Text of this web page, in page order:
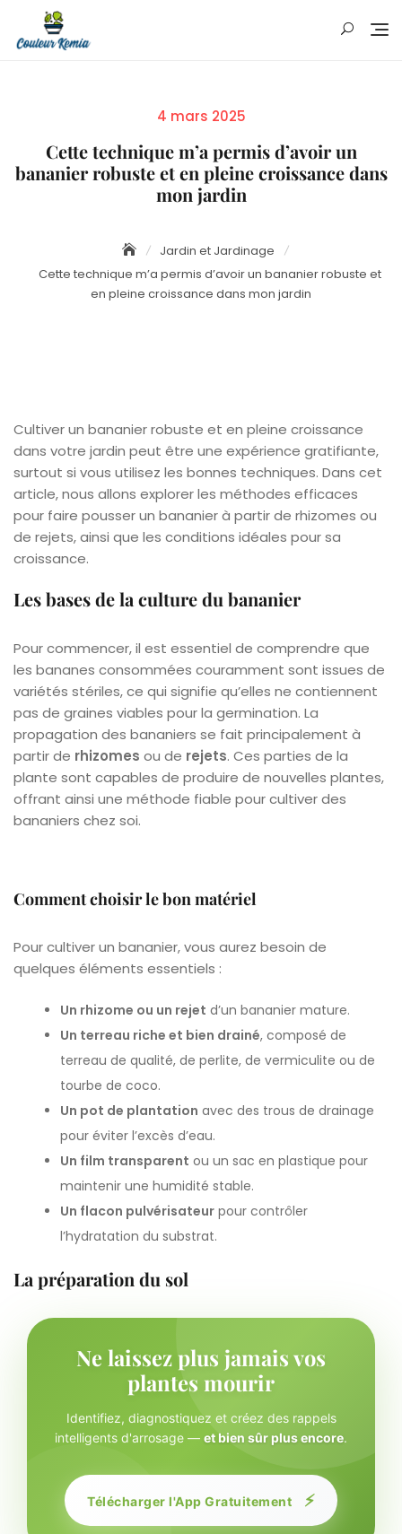
content
Posted
4 mars 2025
Cette technique m’a permis d’avoir un
bananier robuste et en pleine croissance dans
mon jardin
Jardin et Jardinage
Cette technique m’a permis d’avoir un bananier robuste et
en pleine croissance dans mon jardin
Cultiver un bananier robuste et en pleine croissance
dans votre jardin peut être une expérience gratifiante,
surtout si vous utilisez les bonnes techniques. Dans cet
article, nous allons explorer les méthodes efficaces
pour faire pousser un bananier à partir de rhizomes ou
de rejets, ainsi que les conditions idéales pour sa
croissance.
Les bases de la culture du bananier
Pour commencer, il est essentiel de comprendre que
les bananes consommées couramment sont issues de
variétés stériles, ce qui signifie qu’elles ne contiennent
pas de graines viables pour la germination. La
propagation des bananiers se fait principalement à
partir de rhizomes ou de rejets. Ces parties de la
plante sont capables de produire de nouvelles plantes,
offrant ainsi une méthode fiable pour cultiver des
bananiers chez soi.
Comment choisir le bon matériel
Pour cultiver un bananier, vous aurez besoin de
quelques éléments essentiels :
Un rhizome ou un rejet d’un bananier mature.
Un terreau riche et bien drainé, composé de
terreau de qualité, de perlite, de vermiculite ou de
tourbe de coco.
Un pot de plantation avec des trous de drainage
pour éviter l’excès d’eau.
Un film transparent ou un sac en plastique pour
maintenir une humidité stable.
Un flacon pulvérisateur pour contrôler
l’hydratation du substrat.
La préparation du sol
Ne laissez plus jamais vos
plantes mourir
Identifiez, diagnostiquez et créez des rappels
intelligents d'arrosage — et bien sûr plus encore.
Télécharger l'App Gratuitement ⚡